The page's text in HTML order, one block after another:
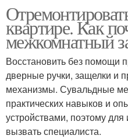
квартире. Как
межкомнатный
Восстановить без помощи
дверные ручки, защелки и
механизмы. Сувальдные
практических навыков и
устройствами, поэтому
вызвать специалиста.